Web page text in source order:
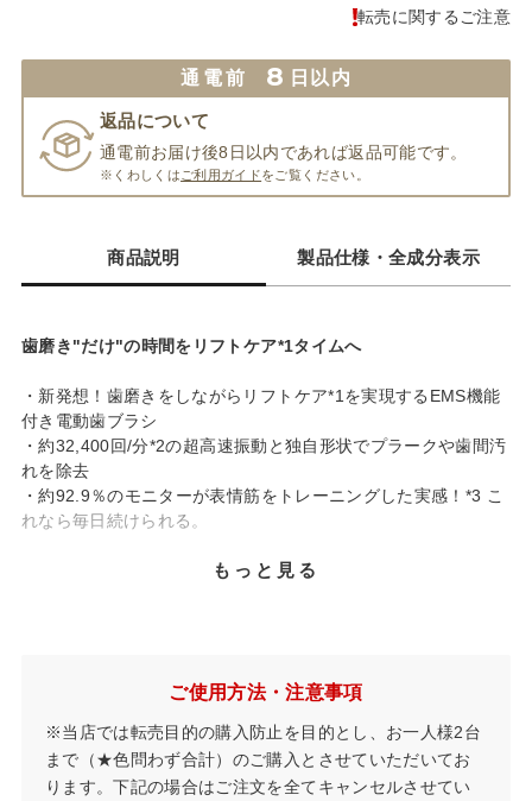
転売に関するご注意
通電前 8 日以内
返品について
通電前お届け後8日以内であれば返品可能です。
※くわしくは ご利用ガイドをご覧ください。
商品説明 製品仕様・全成分表示
歯磨き"だけ"の時間をリフトケア*1タイムへ
・新発想！歯磨きをしながらリフトケア*1を実現するEMS機能
付き電動歯ブラシ
・約32,400回/分*2の超高速振動と独自形状でプラークや歯間汚
れを除去
・約92.9％のモニターが表情筋をトレーニングした実感！*3 こ
れなら毎日続けられる。
ときの左右比較を行い、製品の肌状態への影響と体感を比較。
効果実感において「1点：全く実感がなかった」～「7点：非常
に実感があった」までの7段階評価で使用前よりも使用後に効果
を実感した人の割合を算出。被験者：45歳～67歳の女性14名。
もっと見る
ご使用方法・注意事項
※当店では転売目的の購入防止を目的とし、お一人様2台
まで（★色問わず合計）のご購入とさせていただいてお
ります。下記の場合はご注文を全てキャンセルさせてい